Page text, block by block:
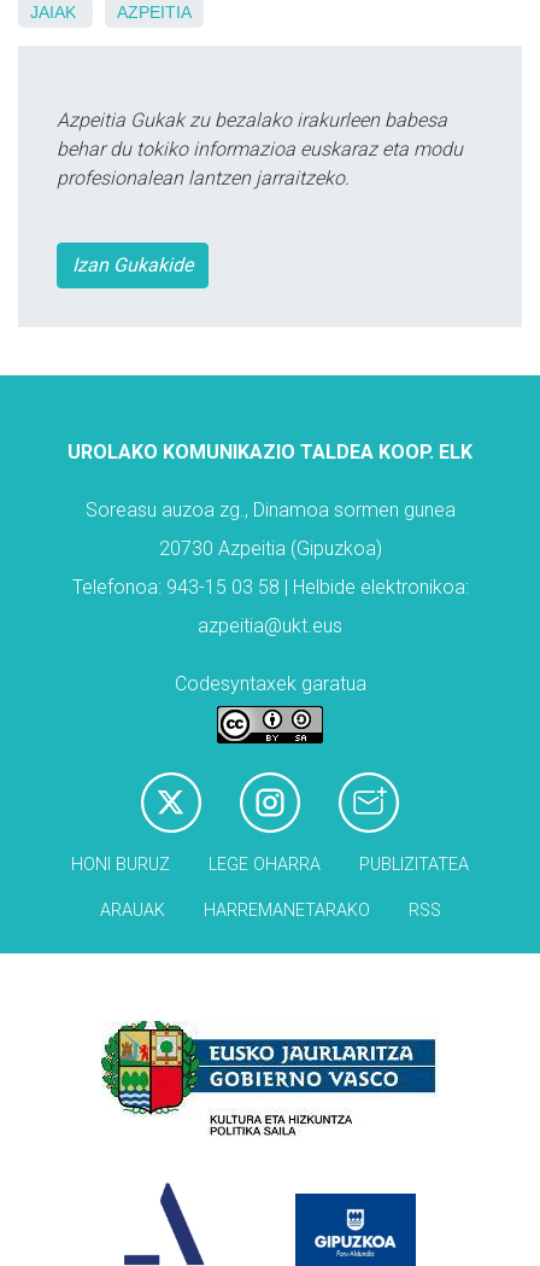
JAIAK AZPEITIA
Azpeitia Gukak zu bezalako irakurleen babesa
behar du tokiko informazioa euskaraz eta modu
profesionalean lantzen jarraitzeko.
Izan Gukakide
UROLAKO KOMUNIKAZIO TALDEA KOOP. ELK
Soreasu auzoa zg., Dinamoa sormen gunea
20730 Azpeitia (Gipuzkoa)
Telefonoa: 943-15 03 58 | Helbide elektronikoa:
azpeitia@ukt.eus
Codesyntaxek garatua
HONI BURUZ LEGE OHARRA PUBLIZITATEA
ARAUAK HARREMANETARAKO RSS